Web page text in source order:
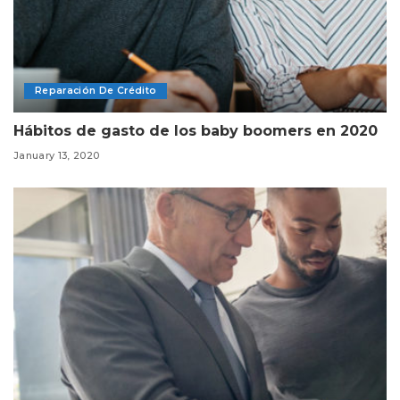
Reparación De Crédito
Hábitos de gasto de los baby boomers en 2020
January 13, 2020